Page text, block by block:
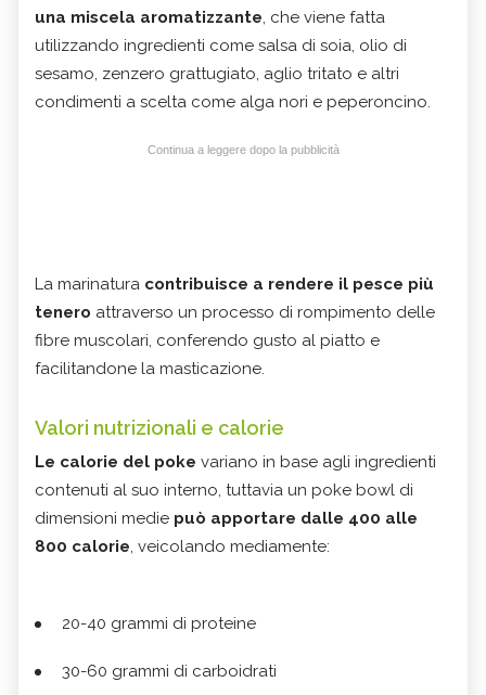
una miscela aromatizzante, che viene fatta
utilizzando ingredienti come salsa di soia, olio di
sesamo, zenzero grattugiato, aglio tritato e altri
condimenti a scelta come alga nori e peperoncino.
Continua a leggere dopo la pubblicità
La marinatura contribuisce a rendere il pesce più
tenero attraverso un processo di rompimento delle
fibre muscolari, conferendo gusto al piatto e
facilitandone la masticazione.
Valori nutrizionali e calorie
Le calorie del poke variano in base agli ingredienti
contenuti al suo interno, tuttavia un poke bowl di
dimensioni medie può apportare dalle 400 alle
800 calorie, veicolando mediamente:
20-40 grammi di proteine
30-60 grammi di carboidrati